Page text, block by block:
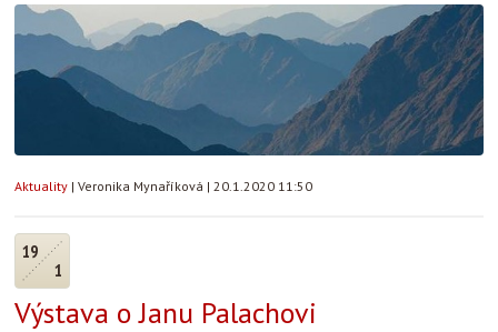
Aktuality | Veronika Mynaříková | 20.1.2020 11:50
19
1
Výstava o Janu Palachovi